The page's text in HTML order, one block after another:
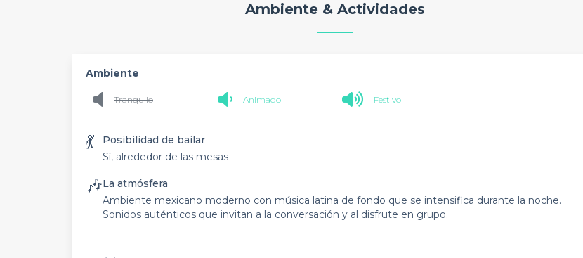
Ambiente & Actividades
Ambiente
Tranquilo Animado Festivo
💃
Posibilidad de bailar
Sí, alrededor de las mesas
🎶La atmósfera
Ambiente mexicano moderno con música latina de fondo que se intensifica durante la noche.
Sonidos auténticos que invitan a la conversación y al disfrute en grupo.